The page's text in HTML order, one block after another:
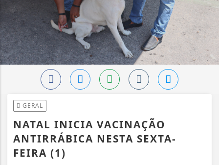
GERAL
NATAL INICIA VACINAÇÃO
ANTIRRÁBICA NESTA SEXTA-
FEIRA (1)